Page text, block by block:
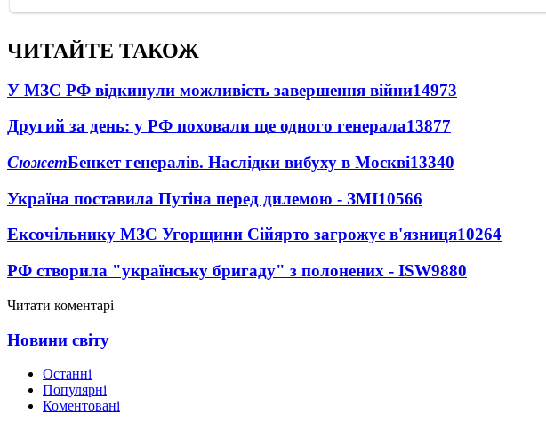
ЧИТАЙТЕ ТАКОЖ
У МЗС РФ відкинули можливість завершення війни14973
Другий за день: у РФ поховали ще одного генерала13877
СюжетБенкет генералів. Наслідки вибуху в Москві13340
Україна поставила Путіна перед дилемою - ЗМІ10566
Ексочільнику МЗС Угорщини Сійярто загрожує в'язниця10264
РФ створила "українську бригаду" з полонених - ISW9880
Читати коментарі
Новини світу
Останні
Популярні
Коментовані